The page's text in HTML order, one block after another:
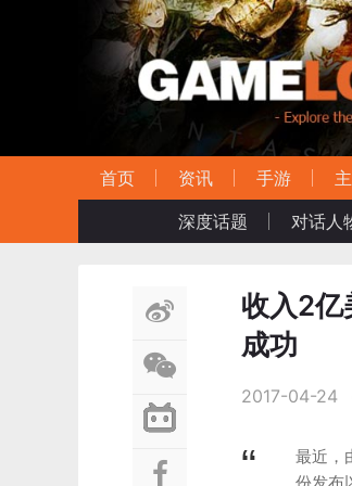
首页 资讯 手游
深度话题
对话人
收入2亿
成功
2017-04-24
最近，